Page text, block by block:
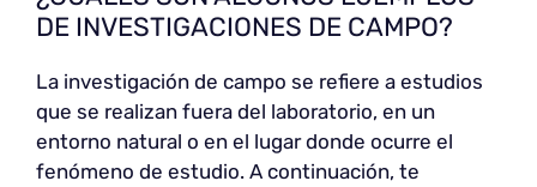
DE INVESTIGACIONES DE CAMPO?
La investigación de campo se refiere a estudios
que se realizan fuera del laboratorio, en un
entorno natural o en el lugar donde ocurre el
fenómeno de estudio. A continuación, te